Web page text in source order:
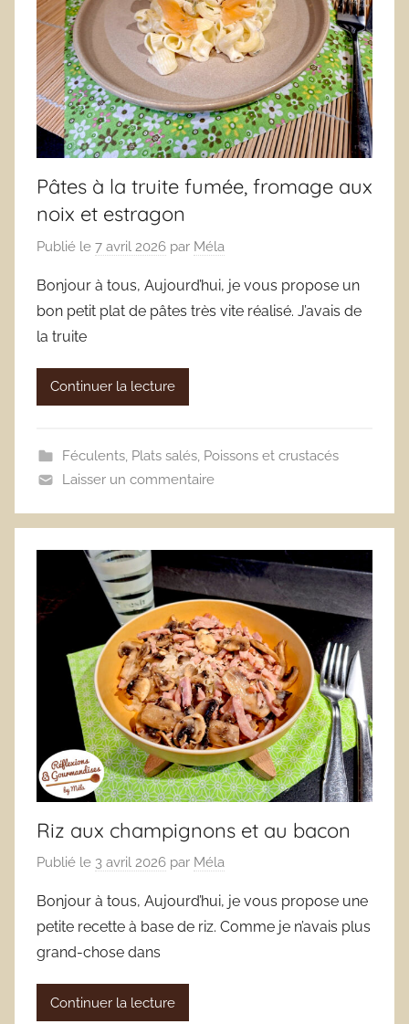
Pâtes à la truite fumée, fromage aux
noix et estragon
Publié le 7 avril 2026 par Méla
Bonjour à tous, Aujourd’hui, je vous propose un
bon petit plat de pâtes très vite réalisé. J’avais de
la truite
Continuer la lecture
Féculents, Plats salés, Poissons et crustacés
Laisser un commentaire
Riz aux champignons et au bacon
Publié le 3 avril 2026 par Méla
Bonjour à tous, Aujourd’hui, je vous propose une
petite recette à base de riz. Comme je n’avais plus
grand-chose dans
Continuer la lecture